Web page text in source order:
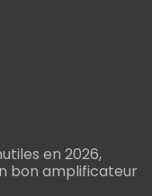
en 2026,
bon amplificateur